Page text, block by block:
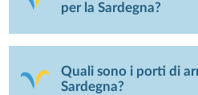
per la Sardegna?
Quali sono i porti di
Sardegna?